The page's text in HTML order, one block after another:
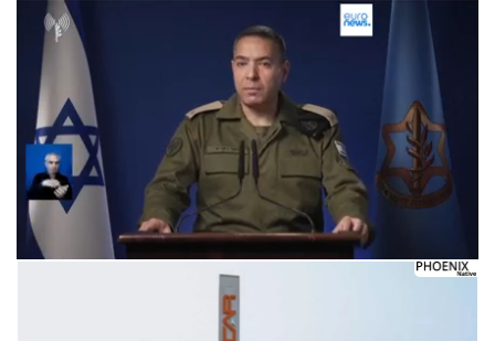
Следующее видео через 5 Отмена